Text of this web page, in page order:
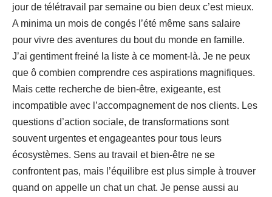
jour de télétravail par semaine ou bien deux c’est mieux.
A minima un mois de congés l’été même sans salaire
pour vivre des aventures du bout du monde en famille.
J’ai gentiment freiné la liste à ce moment-là. Je ne peux
que ô combien comprendre ces aspirations magnifiques.
Mais cette recherche de bien-être, exigeante, est
incompatible avec l’accompagnement de nos clients. Les
questions d’action sociale, de transformations sont
souvent urgentes et engageantes pour tous leurs
écosystèmes. Sens au travail et bien-être ne se
confrontent pas, mais l’équilibre est plus simple à trouver
quand on appelle un chat un chat. Je pense aussi au